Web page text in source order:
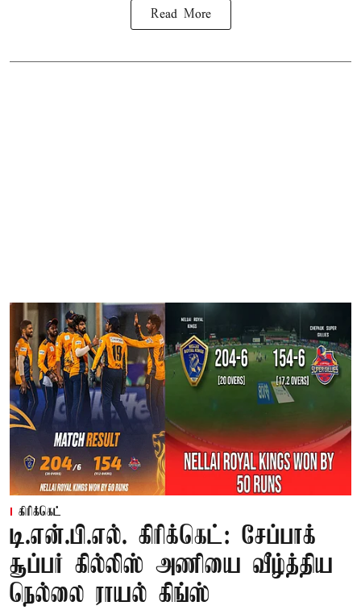
Read More
கிரிக்கெட்
டி.என்.பி.எல். கிரிக்கெட்: சேப்பாக்
சூப்பர் கில்லிஸ் அணியை வீழ்த்திய
நெல்லை ராயல் கிங்ஸ்